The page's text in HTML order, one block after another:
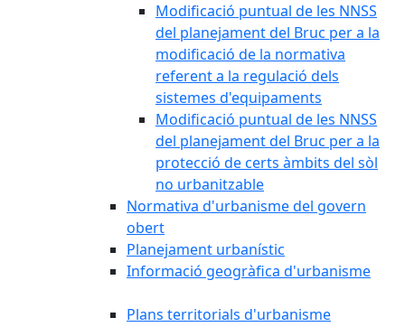
Modificació puntual de les NNSS
del planejament del Bruc per a la
modificació de la normativa
referent a la regulació dels
sistemes d'equipaments
Modificació puntual de les NNSS
del planejament del Bruc per a la
protecció de certs àmbits del sòl
no urbanitzable
Normativa d'urbanisme del govern
obert
Planejament urbanístic
Informació geogràfica d'urbanisme
Plans territorials d'urbanisme